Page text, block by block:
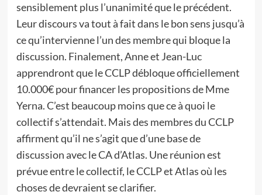
sensiblement plus l’unanimité que le précédent.
Leur discours va tout à fait dans le bon sens jusqu’à
ce qu’intervienne l’un des membre qui bloque la
discussion. Finalement, Anne et Jean-Luc
apprendront que le CCLP débloque officiellement
10.000€ pour financer les propositions de Mme
Yerna. C’est beaucoup moins que ce à quoi le
collectif s’attendait. Mais des membres du CCLP
affirment qu’il ne s’agit que d’une base de
discussion avec le CA d’Atlas. Une réunion est
prévue entre le collectif, le CCLP et Atlas où les
choses de devraient se clarifier.